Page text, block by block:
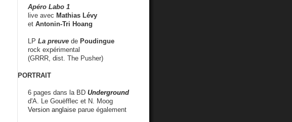
Apéro Labo 1
live avec Mathias Lévy
et Antonin-Tri Hoang
LP La preuve de Poudingue
rock expérimental
(GRRR, dist. The Pusher)
PORTRAIT
6 pages dans la BD Underground
d'A. Le Gouëfflec et N. Moog
Version anglaise parue également